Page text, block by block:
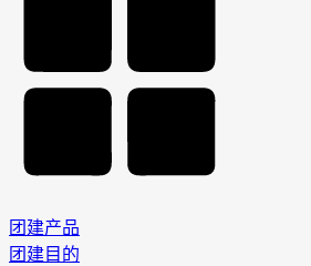
团建产品
团建目的